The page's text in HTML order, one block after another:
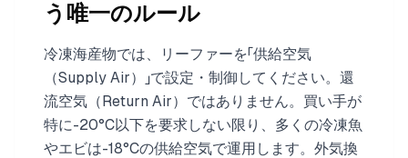
う唯一のルール
冷凍海産物では、リーファーを「供給空気
（Supply Air）」で設定・制御してください。還
流空気（Return Air）ではありません。買い手が
特に-20°C以下を要求しない限り、多くの冷凍魚
やエビは-18°Cの供給空気で運用します。外気換